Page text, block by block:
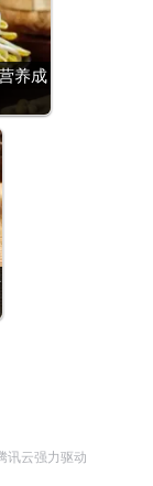
养成
云强力驱动